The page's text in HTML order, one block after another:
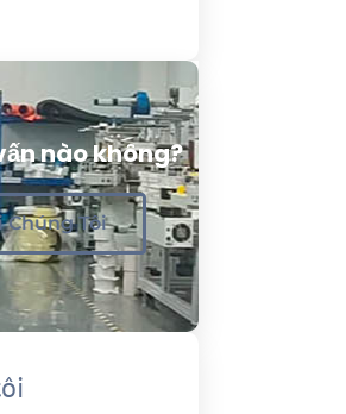
nào không?
Chúng Tôi